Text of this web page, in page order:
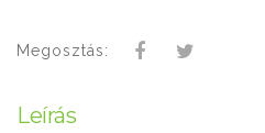
Megosztás:
Leírás